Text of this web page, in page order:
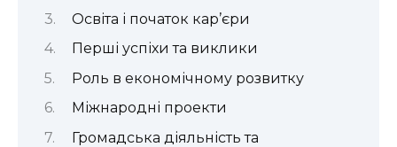
Освіта і початок кар’єри
Перші успіхи та виклики
Роль в економічному розвитку
Міжнародні проекти
Громадська діяльність та